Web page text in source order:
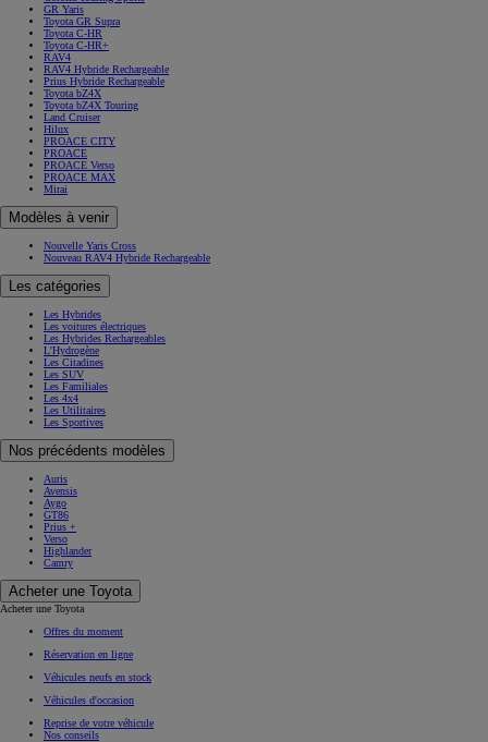
GR Yaris
Toyota GR Supra
Toyota C-HR
Toyota C-HR+
RAV4
RAV4 Hybride Rechargeable
Prius Hybride Rechargeable
Toyota bZ4X
Toyota bZ4X Touring
Land Cruiser
Hilux
PROACE CITY
PROACE
PROACE Verso
PROACE MAX
Mirai
Modèles à venir
Nouvelle Yaris Cross
Nouveau RAV4 Hybride Rechargeable
Les catégories
Les Hybrides
Les voitures électriques
Les Hybrides Rechargeables
L'Hydrogène
Les Citadines
Les SUV
Les Familiales
Les 4x4
Les Utilitaires
Les Sportives
Nos précédents modèles
Auris
Avensis
Aygo
GT86
Prius +
Verso
Highlander
Camry
Acheter une Toyota
Acheter une Toyota
Offres du moment
Réservation en ligne
Véhicules neufs en stock
Véhicules d'occasion
Reprise de votre véhicule
Nos conseils